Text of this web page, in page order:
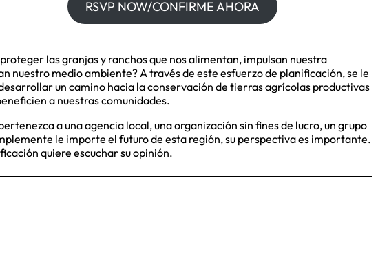
RSVP NOW/CONFIRME AHORA
las granjas y ranchos que nos alimentan, impulsan nuestra
nuestro medio ambiente? A través de este esfuerzo de planificación, se le
un camino hacia la conservación de tierras agrícolas productivas
a nuestras comunidades.
a una agencia local, una organización sin fines de lucro, un grupo
le importe el futuro de esta región, su perspectiva es importante.
quiere escuchar su opinión.